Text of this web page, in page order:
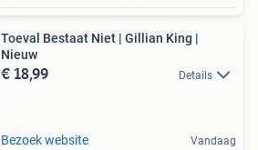
Toeval Bestaat Niet | Gillian King |
Nieuw
€ 18,99 Details
Bezoek website Vandaag